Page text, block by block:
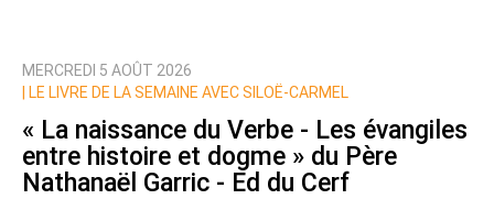
Prévenez-moi de tous les nouveaux commentaires
MERCREDI 5 AOÛT 2026
LE LIVRE DE LA SEMAINE AVEC SILOË-CARMEL
« La naissance du Verbe - Les évangiles
entre histoire et dogme » du Père
Nathanaël Garric - Ed du Cerf